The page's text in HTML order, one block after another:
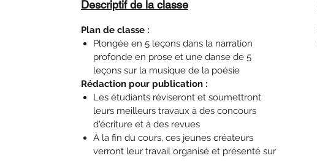
Descriptif de la classe
Plan de classe :
Plongée en 5 leçons dans la narration
profonde en prose et une danse de 5
leçons sur la musique de la poésie
Rédaction pour publication :
Les étudiants réviseront et soumettront
leurs meilleurs travaux à des concours
d'écriture et à des revues
À la fin du cours, ces jeunes créateurs
verront leur travail organisé et présenté sur